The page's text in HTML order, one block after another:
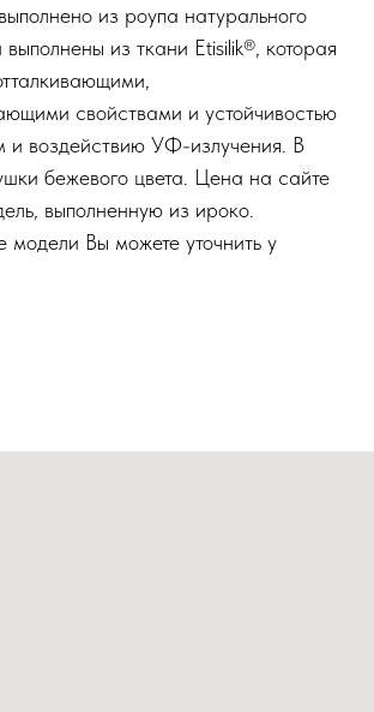
из роупа натурального
из ткани Etisilik®, которая
свойствами и устойчивостью
и воздействию УФ-излучения. В
бежевого цвета. Цена на сайте
выполненную из ироко.
модели Вы можете уточнить у